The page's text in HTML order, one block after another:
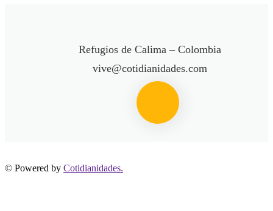
Refugios de Calima – Colombia
vive@cotidianidades.com
© Powered by Cotidianidades.